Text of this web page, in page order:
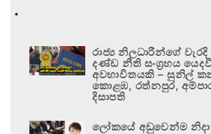
.
රාජ්‍ය නිලධාරීන්ගේ
දණ්ඩ නීති සංග්‍රහය
අවභාවිතයකි – සුනිල්
කොළඹ, රත්නපුර,
දිසාපති
ලෝකයේ අඩුවෙන්ම නිදා